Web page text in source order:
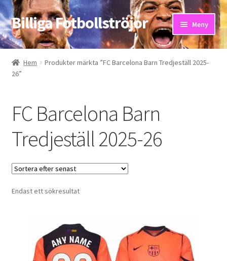
Hoppa
till
navigering
Hoppa
till
innehåll
Billiga Fotbollströjor Meny
Hem
Bloggar
Varukorg
Hem
Produkter märkta ”FC Barcelona Barn Tredjeställ 2025-
26”
FC Barcelona Barn
Tredjeställ 2025-26
Endast ett sökresultat